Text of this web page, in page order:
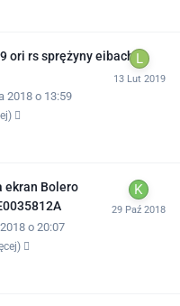
ori rs sprężyny eibach
2018 o 13:59
ekran Bolero
o 20:07